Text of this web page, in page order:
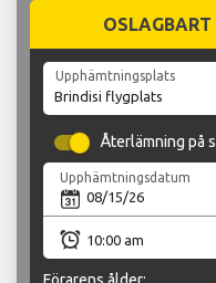
OSLAGBART
Upphämtningsplats
Återlämning på
Upphämtningsdatum